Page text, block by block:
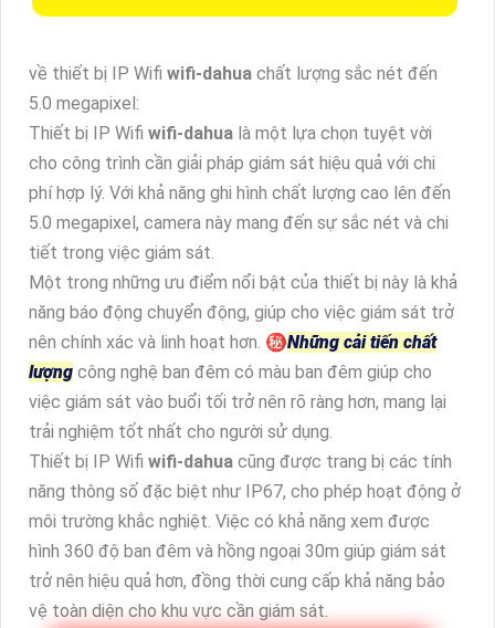
về thiết bị IP Wifi wifi-dahua chất lượng sắc nét đến
5.0 megapixel:
Thiết bị IP Wifi wifi-dahua là một lựa chọn tuyệt vời
cho công trình cần giải pháp giám sát hiệu quả với chi
phí hợp lý. Với khả năng ghi hình chất lượng cao lên đến
5.0 megapixel, camera này mang đến sự sắc nét và chi
tiết trong việc giám sát.
Một trong những ưu điểm nổi bật của thiết bị này là khả
năng báo động chuyển động, giúp cho việc giám sát trở
nên chính xác và linh hoạt hơn. ㊙️Những cải tiến chất
lượng công nghệ ban đêm có màu ban đêm giúp cho
việc giám sát vào buổi tối trở nên rõ ràng hơn, mang lại
trải nghiệm tốt nhất cho người sử dụng.
Thiết bị IP Wifi wifi-dahua cũng được trang bị các tính
năng thông số đặc biệt như IP67, cho phép hoạt động ở
môi trường khắc nghiệt. Việc có khả năng xem được
hình 360 độ ban đêm và hồng ngoại 30m giúp giám sát
trở nên hiệu quả hơn, đồng thời cung cấp khả năng bảo
vệ toàn diện cho khu vực cần giám sát.